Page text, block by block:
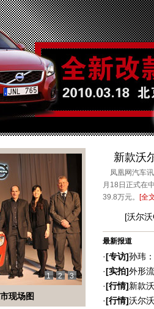
现场图
1 2 3
新款沃
凤凰网汽车讯
月18日正式在
39.8万元。 [全
[沃尔
最新报道
·[专访]孙玮
·[实拍]外形
·[行情]新款
·[行情]沃尔